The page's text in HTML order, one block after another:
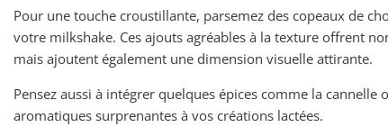
Pour une touche croustillante, parsemez des copeaux de
votre milkshake. Ces ajouts agréables à la texture offrent
mais ajoutent également une dimension visuelle attirante.
Pensez aussi à intégrer quelques épices comme la
aromatiques surprenantes à vos créations lactées.